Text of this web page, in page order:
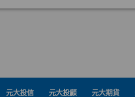
元大投信 元大投顧 元大期貨